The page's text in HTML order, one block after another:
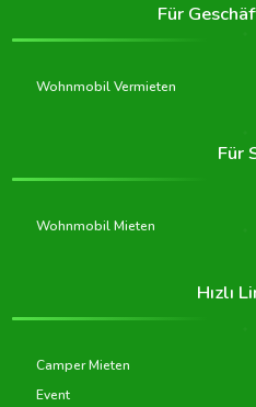
Für
Wohnmobil Vermieten
Für
Wohnmobil Mieten
Hızlı
Camper Mieten
Event